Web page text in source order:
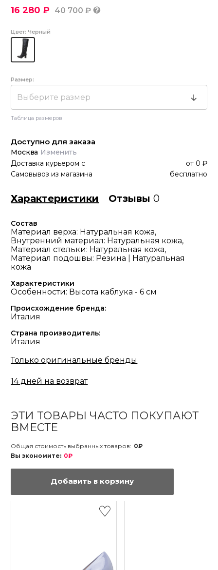
16 280 ₽ 40 700 ₽
Цвет: Черный
Размер:
Выберите размер
Таблица размеров
Доступно для заказа
Москва Изменить
Доставка курьером с от 0 ₽
Самовывоз из магазина
бесплатно
Характеристики Отзывы0
Состав
Материал верха: Натуральная кожа,
Внутренний материал: Натуральная кожа,
Материал стельки: Натуральная кожа,
Материал подошвы: Резина | Натуральная
кожа
Характеристики
Особенности: Высота каблука - 6 см
Происхождение бренда:
Италия
Страна производитель:
Италия
Только оригинальные бренды
14 дней на возврат
ЭТИ ТОВАРЫ ЧАСТО ПОКУПАЮТ
ВМЕСТЕ
Общая стоимость выбранных товаров: 0₽
Вы экономите: 0₽
Добавить в корзину